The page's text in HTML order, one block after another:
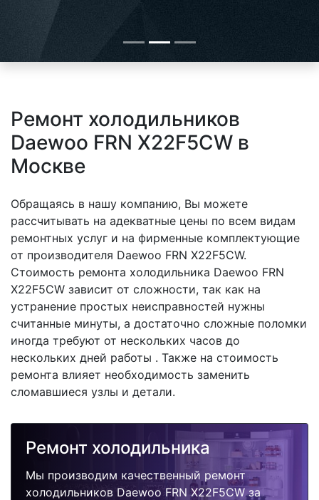
Ремонт холодильников
Daewoo FRN X22F5CW в
Москве
Обращаясь в нашу компанию, Вы можете
рассчитывать на адекватные цены по всем видам
ремонтных услуг и на фирменные комплектующие
от производителя Daewoo FRN X22F5CW.
Стоимость ремонта холодильника Daewoo FRN
X22F5CW зависит от сложности, так как на
устранение простых неисправностей нужны
считанные минуты, а достаточно сложные поломки
иногда требуют от нескольких часов до
нескольких дней работы . Также на стоимость
ремонта влияет необходимость заменить
сломавшиеся узлы и детали.
Ремонт холодильника
Мы производим качественный ремонт
холодильников Daewoo FRN X22F5CW за